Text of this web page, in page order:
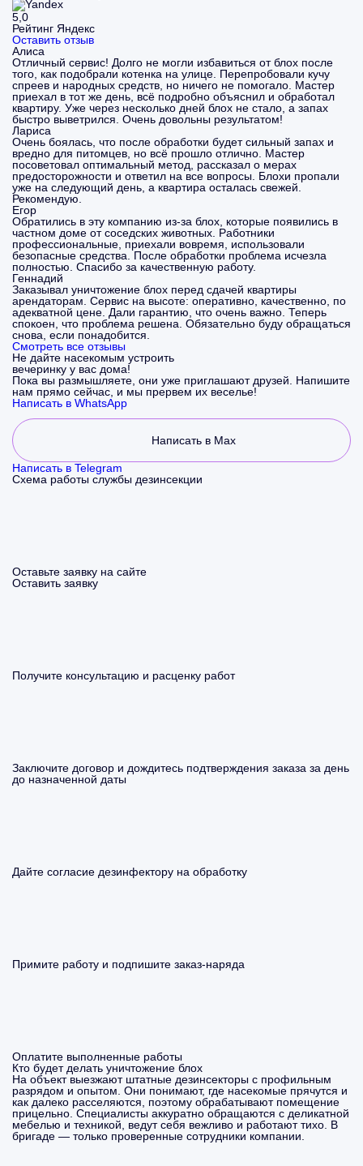
5,0
Рейтинг Яндекс
Оставить отзыв
Алиса
Отличный сервис! Долго не могли избавиться от блох после
того, как подобрали котенка на улице. Перепробовали кучу
спреев и народных средств, но ничего не помогало. Мастер
приехал в тот же день, всё подробно объяснил и обработал
квартиру. Уже через несколько дней блох не стало, а запах
быстро выветрился. Очень довольны результатом!
Лариса
Очень боялась, что после обработки будет сильный запах и
вредно для питомцев, но всё прошло отлично. Мастер
посоветовал оптимальный метод, рассказал о мерах
предосторожности и ответил на все вопросы. Блохи пропали
уже на следующий день, а квартира осталась свежей.
Рекомендую.
Егор
Обратились в эту компанию из-за блох, которые появились в
частном доме от соседских животных. Работники
профессиональные, приехали вовремя, использовали
безопасные средства. После обработки проблема исчезла
полностью. Спасибо за качественную работу.
Геннадий
Заказывал уничтожение блох перед сдачей квартиры
арендаторам. Сервис на высоте: оперативно, качественно, по
адекватной цене. Дали гарантию, что очень важно. Теперь
спокоен, что проблема решена. Обязательно буду обращаться
снова, если понадобится.
Смотреть все отзывы
Не дайте насекомым устроить
вечеринку у вас дома!
Пока вы размышляете, они уже приглашают друзей. Напишите
нам прямо сейчас, и мы прервем их веселье!
Написать в WhatsApp
Написать в Max
Написать в Telegram
Схема работы службы дезинсекции
Оставьте заявку на сайте
Оставить заявку
Получите консультацию и расценку работ
Заключите договор и дождитесь подтверждения заказа за день
до назначенной даты
Дайте согласие дезинфектору на обработку
Примите работу и подпишите заказ-наряда
Оплатите выполненные работы
Кто будет делать уничтожение блох
На объект выезжают штатные дезинсекторы с профильным
разрядом и опытом. Они понимают, где насекомые прячутся и
как далеко расселяются, поэтому обрабатывают помещение
прицельно. Специалисты аккуратно обращаются с деликатной
мебелью и техникой, ведут себя вежливо и работают тихо. В
бригаде — только проверенные сотрудники компании.